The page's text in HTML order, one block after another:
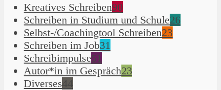
Kreatives Schreiben90
Schreiben in Studium und Schule26
Selbst-/Coachingtool Schreiben23
Schreiben im Job31
Schreibimpulse51
Autor*in im Gespräch23
Diverses44